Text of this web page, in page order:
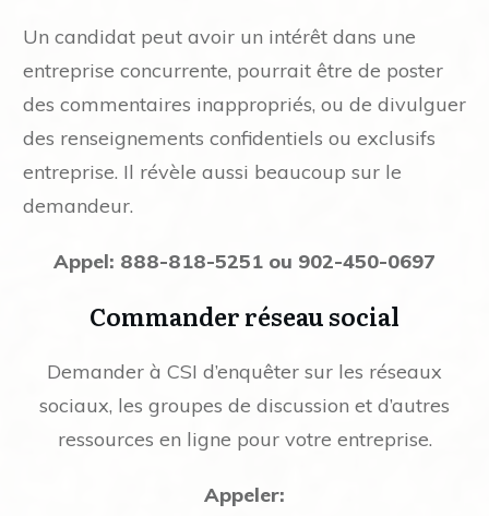
Un candidat peut avoir un intérêt dans une
entreprise concurrente, pourrait être de poster
des commentaires inappropriés, ou de divulguer
des renseignements confidentiels ou exclusifs
entreprise. Il révèle aussi beaucoup sur le
demandeur.
Appel: 888-818-5251 ou 902-450-0697
Commander réseau social
Demander à CSI d’enquêter sur les réseaux
sociaux, les groupes de discussion et d’autres
ressources en ligne pour votre entreprise.
Appeler: